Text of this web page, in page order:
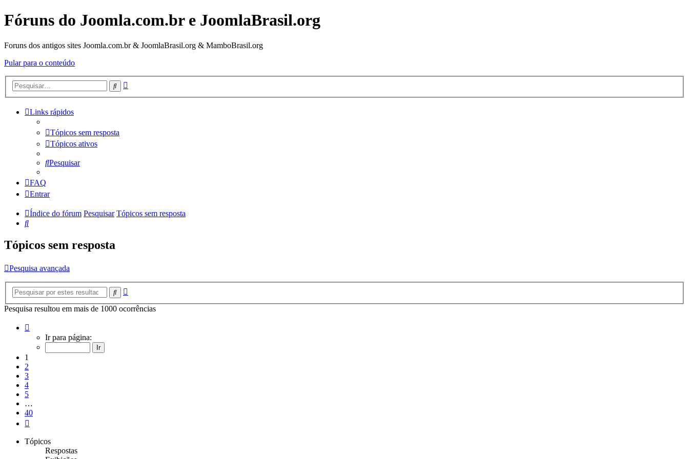
Fóruns do Joomla.com.br e JoomlaBrasil.org
Foruns dos antigos sites Joomla.com.br & JoomlaBrasil.org & MamboBrasil.org
Pular para o conteúdo
Pesquisar
Links rápidos
Tópicos sem resposta
Tópicos ativos
Pesquisar
FAQ
Entrar
Índice do fórum Pesquisar Tópicos sem resposta
Pesquisar
Tópicos sem resposta
Pesquisa avançada
Pesquisar
Pesquisa resultou em mais de 1000 ocorrências
Ir para página:
1
2
3
4
5
…
40
Tópicos
Respostas